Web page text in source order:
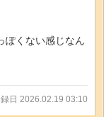
ぽくない感じなん
日 2026.02.19 03:10